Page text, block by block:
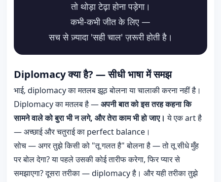
तो थोड़ा टेढ़ा होना पड़ेगा।
कभी-कभी जीत के लिए —
सच से ज़्यादा 'सही चाल' ज़रूरी होती है।
Diplomacy क्या है? — सीधी भाषा में समझ
भाई, diplomacy का मतलब झूठ बोलना या चालाकी करना नहीं है।
Diplomacy का मतलब है —अपनी बात को इस तरह कहना कि
सामने वाले को बुरा भी न लगे, और तेरा काम भी हो जाए। ये एक art है
— अच्छाई और चतुराई का perfect balance।
सोच — अगर तुझे किसी को "तू गलत है" बोलना है — तो तू सीधे मुँह
पर बोल देगा? या पहले उसकी कोई तारीफ करेगा, फिर प्यार से
समझाएगा? दूसरा तरीका — diplomacy है। और यही तरीका तुझे